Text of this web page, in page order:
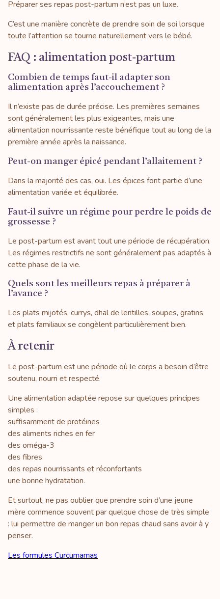
Préparer ses repas post-partum n’est pas un luxe.
C’est une manière concrète de prendre soin de soi lorsque
toute l’attention se tourne naturellement vers le bébé.
FAQ : alimentation post-partum
Combien de temps faut-il adapter son
alimentation après l’accouchement ?
Il n’existe pas de durée précise. Les premières semaines
sont généralement les plus exigeantes, mais une
alimentation nourrissante reste bénéfique tout au long de la
première année après la naissance.
Peut-on manger épicé pendant l’allaitement ?
Dans la majorité des cas, oui. Les épices font partie d’une
alimentation variée et équilibrée.
Faut-il suivre un régime pour perdre le poids de
grossesse ?
Le post-partum est avant tout une période de récupération.
Les régimes restrictifs ne sont généralement pas adaptés à
cette phase de la vie.
Quels sont les meilleurs repas à préparer à
l’avance ?
Les plats mijotés, currys, dhal de lentilles, soupes, gratins
et plats familiaux se congèlent particulièrement bien.
À retenir
Le post-partum est une période où le corps a besoin d’être
soutenu, nourri et respecté.
Une alimentation adaptée repose sur quelques principes
simples :
suffisamment de protéines
des aliments riches en fer
des oméga-3
des fibres
des repas nourrissants et réconfortants
une bonne hydratation.
Et surtout, ne pas oublier que prendre soin d’une jeune
mère commence souvent par quelque chose de très simple
: lui permettre de manger un bon repas chaud sans avoir à y
penser.
Les formules Curcumamas